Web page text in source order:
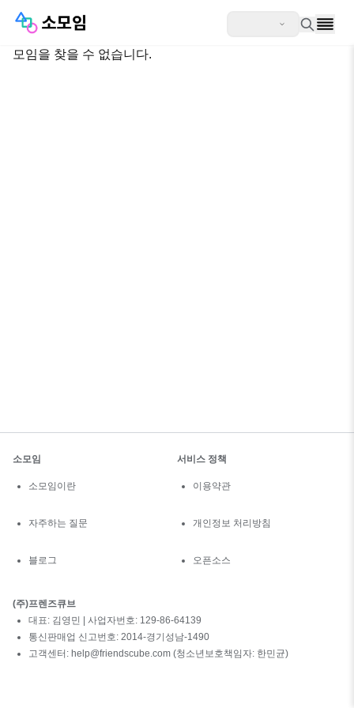
모임을 찾을 수 없습니다.
소모임
소모임이란
자주하는 질문
블로그
서비스 정책
이용약관
개인정보 처리방침
오픈소스
(주)프렌즈큐브
대표: 김영민 | 사업자번호: 129-86-64139
통신판매업 신고번호: 2014-경기성남-1490
고객센터: help@friendscube.com (청소년보호책임자: 한민균)